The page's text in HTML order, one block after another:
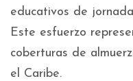
educativos de
Este esfuerzo
coberturas de
el Caribe.